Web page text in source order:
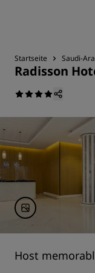
Startseite Saudi-
Radisson
Host